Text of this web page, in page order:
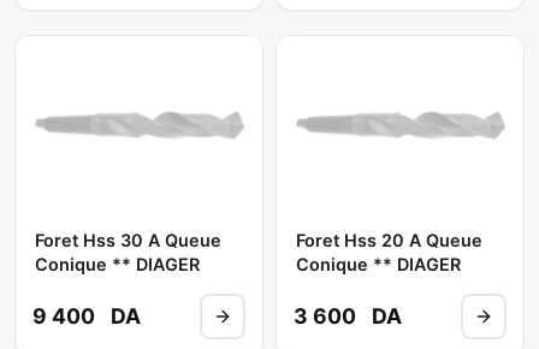
Foret Hss 30 A Queue
Conique ** DIAGER
9 400 DA
Foret Hss 20 A Queue
Conique ** DIAGER
3 600 DA